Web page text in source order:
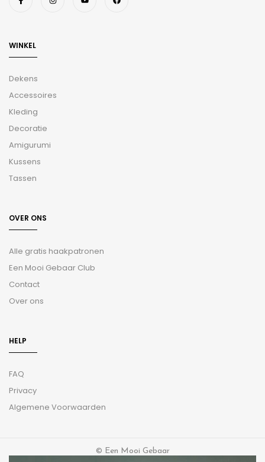
WINKEL
Dekens
Accessoires
Kleding
Decoratie
Amigurumi
Kussens
Tassen
OVER ONS
Alle gratis haakpatronen
Een Mooi Gebaar Club
Contact
Over ons
HELP
FAQ
Privacy
Algemene Voorwaarden
© Een Mooi Gebaar